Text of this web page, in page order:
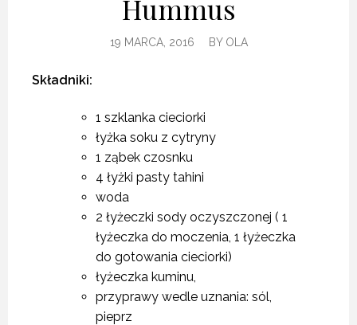
Hummus
19 MARCA, 2016 BY OLA
Składniki:
1 szklanka cieciorki
łyżka soku z cytryny
1 ząbek czosnku
4 łyżki pasty tahini
woda
2 łyżeczki sody oczyszczonej ( 1
łyżeczka do moczenia, 1 łyżeczka
do gotowania cieciorki)
łyżeczka kuminu,
przyprawy wedle uznania: sól,
pieprz